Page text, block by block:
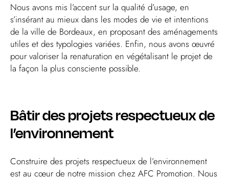
Nous avons mis l’accent sur la qualité d’usage, en
s’insérant au mieux dans les modes de vie et intentions
de la ville de Bordeaux, en proposant des aménagements
utiles et des typologies variées. Enfin, nous avons œuvré
pour valoriser la renaturation en végétalisant le projet de
la façon la plus consciente possible.
Bâtir des projets respectueux de
l’environnement
Construire des projets respectueux de l’environnement
est au cœur de notre mission chez AFC Promotion. Nous